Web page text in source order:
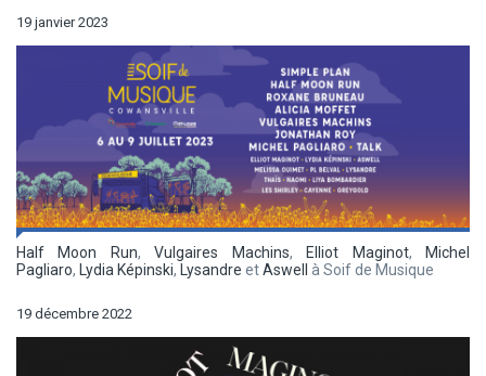
19 janvier 2023
Half Moon Run,Vulgaires Machins, Elliot Maginot,
Michel
Pagliaro, Lydia Képinski, Lysandre etAswell à Soif de Musique
19 décembre 2022